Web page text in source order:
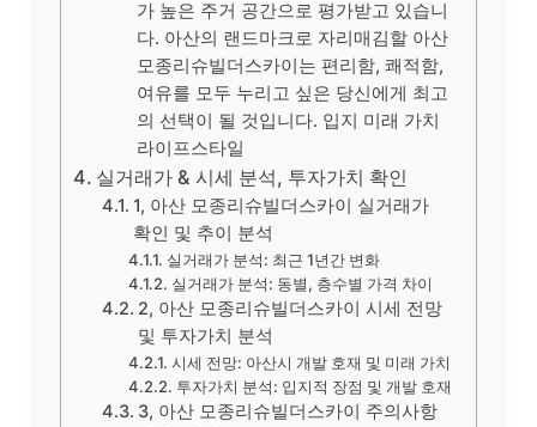
가 높은 주거 공간으로 평가받고 있습니
다. 아산의 랜드마크로 자리매김할 아산
모종리슈빌더스카이는 편리함, 쾌적함,
여유를 모두 누리고 싶은 당신에게 최고
의 선택이 될 것입니다. 입지 미래 가치
라이프스타일
실거래가 & 시세 분석, 투자가치 확인
1, 아산 모종리슈빌더스카이 실거래가
확인 및 추이 분석
실거래가 분석: 최근 1년간 변화
실거래가 분석: 동별, 층수별 가격 차이
2, 아산 모종리슈빌더스카이 시세 전망
및 투자가치 분석
시세 전망: 아산시 개발 호재 및 미래 가치
투자가치 분석: 입지적 장점 및 개발 호재
3, 아산 모종리슈빌더스카이 주의사항